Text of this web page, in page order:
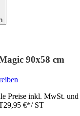
90x58 cm
Preise inkl. MwSt. und
29,95 €*/ ST